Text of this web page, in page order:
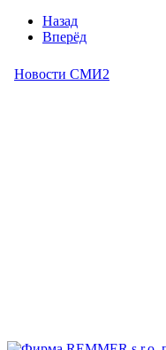
Назад
Вперёд